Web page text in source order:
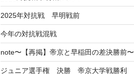
2025年対抗戦 早明戦前
今年の対抗戦混戦
note〜【再掲】帝京と早稲田の差決勝前〜
ジュニア選手権 決勝 帝京大学戦勝利